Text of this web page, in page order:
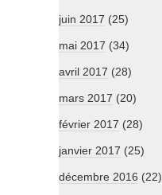
juin 2017 (25)
mai 2017 (34)
avril 2017 (28)
mars 2017 (20)
février 2017 (28)
janvier 2017 (25)
décembre 2016 (22)